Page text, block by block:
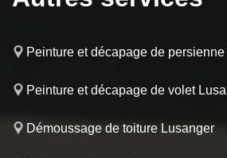
Peinture et décapage de
Peinture et décapage de volet
Démoussage de toiture Lusanger